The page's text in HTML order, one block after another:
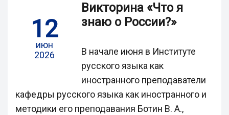
12
июн
2026
Викторина «Что я
знаю о России?»
В начале июня в Институте
русского языка как
иностранного преподаватели
кафедры русского языка как иностранного и
методики его преподавания Ботин В. А.,